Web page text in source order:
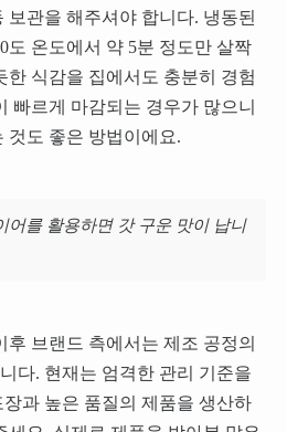
보관을 해주셔야 합니다. 냉동된
도 온도에서 약 5분 정도만 살짝
한 식감을 집에서도 충분히 경험
빠르게 마감되는 경우가 많으니
것도 좋은 방법이에요.
어를 활용하면 갓 구운 맛이 납니
후 브랜드 측에서는 제조 공정의
다. 현재는 엄격한 관리 기준을
과 높은 품질의 제품을 생산하